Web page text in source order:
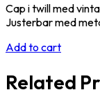
Cap i twill med
Justerbar med
Add to cart
Related